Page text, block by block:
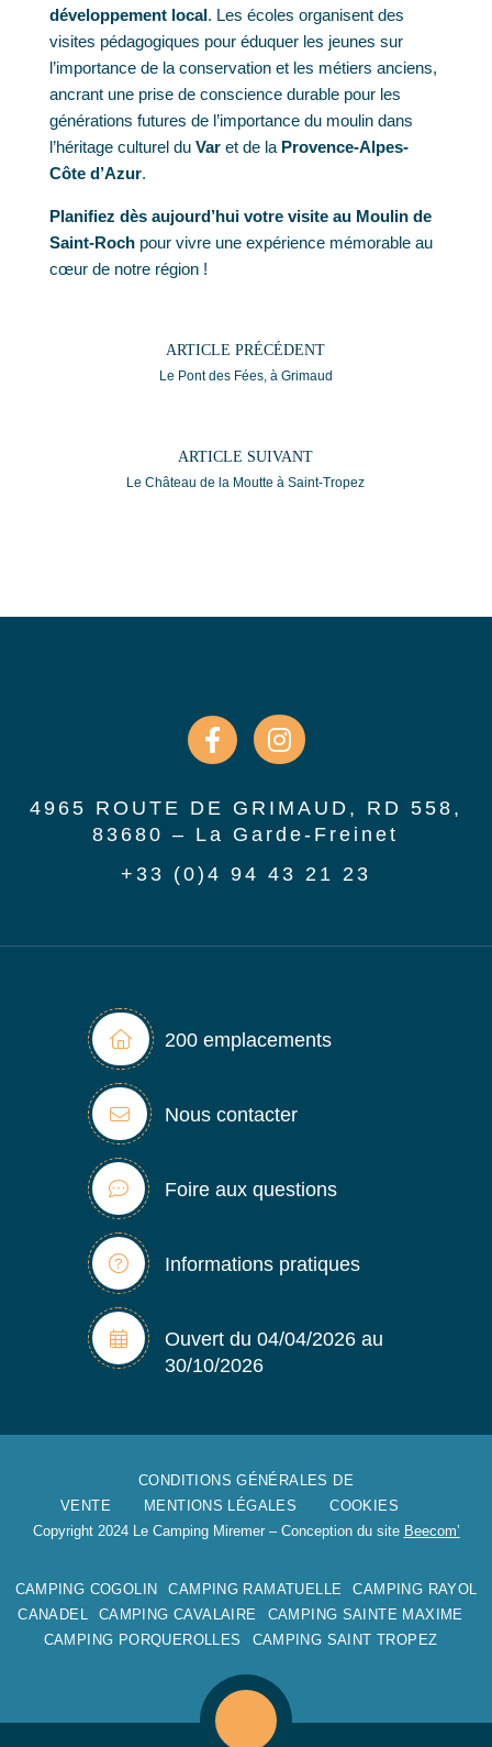
développement local. Les écoles organisent des
visites pédagogiques pour éduquer les jeunes sur
l’importance de la conservation et les métiers anciens,
ancrant une prise de conscience durable pour les
générations futures de l’importance du moulin dans
l’héritage culturel du Varet de la Provence-Alpes-
Côte d’Azur.
Planifiez dès aujourd’hui votre visite au Moulin de
Saint-Rochpour vivre une expérience mémorable au
cœur de notre région !
Le Pont des Fées, à Grimaud
Le Château de la Moutte à Saint-Tropez
4965 ROUTE DE GRIMAUD, RD 558,
83680 – La Garde-Freinet
+33 (0)4 94 43 21 23
200 emplacements
Nous contacter
Foire aux questions
Informations pratiques
Ouvert du 04/04/2026 au
30/10/2026
CONDITIONS GÉNÉRALES DE
VENTE
MENTIONS LÉGALES
COOKIES
Copyright 2024 Le Camping Miremer – Conception du site Beecom’
CAMPING COGOLIN CAMPING RAMATUELLE
CAMPING RAYOL
CANADEL
CAMPING CAVALAIRE
CAMPING SAINTE MAXIME
CAMPING PORQUEROLLES
CAMPING SAINT TROPEZ